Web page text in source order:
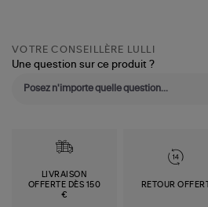
VOTRE CONSEILLÈRE LULLI
Une question sur ce produit ?
LIVRAISON
OFFERTE DÈS 150
€
RETOUR OFFERT